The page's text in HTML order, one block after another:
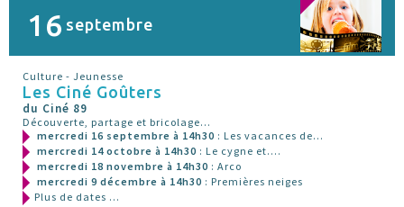
16 septembre
Culture - Jeunesse
Les Ciné Goûters
du Ciné 89
Découverte, partage et bricolage...
mercredi 16 septembre à 14h30 : Les vacances de...
mercredi 14 octobre à 14h30 : Le cygne et....
mercredi 18 novembre à 14h30 : Arco
mercredi 9 décembre à 14h30 : Premières neiges
Plus de dates ...